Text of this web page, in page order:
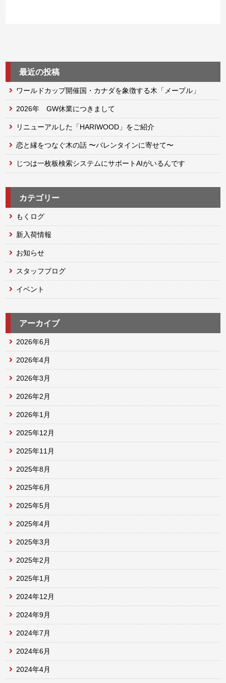
最近の投稿
ワールドカップ開催国・カナダを象徴する木「メープル」
2026年 GW休業につきまして
リニューアルした「HARIWOOD」をご紹介
恋と縁をつなぐ木の話 〜バレンタインに寄せて〜
じつは一枚板検索システムにサポートAIがいるんです
カテゴリー
もくログ
新入荷情報
お知らせ
スタッフブログ
イベント
アーカイブ
2026年6月
2026年4月
2026年3月
2026年2月
2026年1月
2025年12月
2025年11月
2025年8月
2025年6月
2025年5月
2025年4月
2025年3月
2025年2月
2025年1月
2024年12月
2024年9月
2024年7月
2024年6月
2024年4月